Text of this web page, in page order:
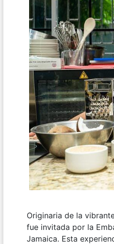
Originaria de la
fue invitada por la
Jamaica. Esta